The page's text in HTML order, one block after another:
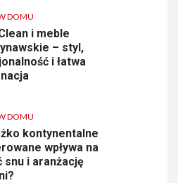
DOMU
i meble
– styl,
i łatwa
DOMU
kontynentalne
wpływa na
snu i aranżację